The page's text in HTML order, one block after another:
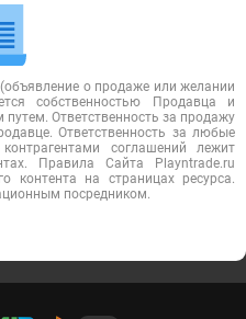
о продаже или желании
собственностью Продавца и
Ответственность за продажу
Ответственность за любые
соглашений лежит
Правила Сайта Playntrade.ru
контента на страницах ресурса.
посредником.